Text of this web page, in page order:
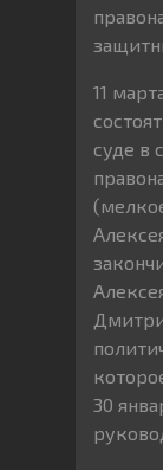
11
суде в
30